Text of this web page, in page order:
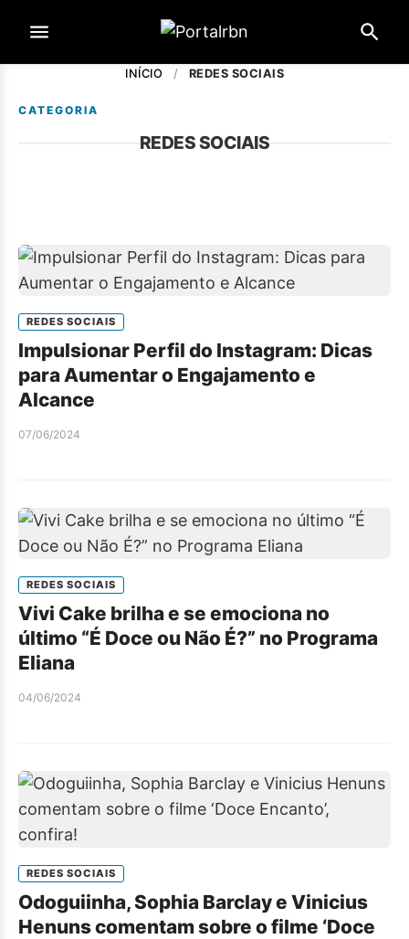
INÍCIO / REDES SOCIAIS
CATEGORIA
REDES SOCIAIS
REDES SOCIAIS
Impulsionar Perfil do Instagram: Dicas
para Aumentar o Engajamento e
Alcance
07/06/2024
REDES SOCIAIS
Vivi Cake brilha e se emociona no
último “É Doce ou Não É?” no Programa
Eliana
04/06/2024
REDES SOCIAIS
Odoguiinha, Sophia Barclay e Vinicius
Henuns comentam sobre o filme ‘Doce